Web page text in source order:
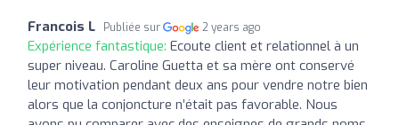
Francois L Publiée sur 2 years ago
Expérience fantastique: Ecoute client et relationnel à un
super niveau. Caroline Guetta et sa mère ont conservé
leur motivation pendant deux ans pour vendre notre bien
alors que la conjoncture n’était pas favorable. Nous